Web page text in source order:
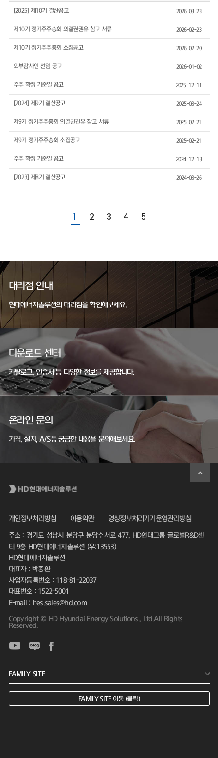
[2025] 제10기 결산공고 2026-03-23
제10기 정기주주총회 의결권권유 참고 서류 2026-02-23
제10기 정기주주총회 소집공고 2026-02-20
외부감사인 선임 공고 2026-01-02
주주 확정 기준일 공고 2025-12-11
[2024] 제9기 결산공고 2025-03-24
제9기 정기주주총회 의결권권유 참고 서류 2025-02-21
제9기 정기주주총회 소집공고 2025-02-21
주주 확정 기준일 공고 2024-12-13
[2023] 제8기 결산공고 2024-03-26
1 2 3 4 5
대리점 안내
현대에너지솔루션의 대리점을 확인해보세요.
다운로드 센터
카탈로그, 인증서 등 다양한 정보를 제공합니다.
온라인 문의
가격, 설치, A/S등 궁금한 내용을 문의해보세요.
개인정보처리방침 이용약관 영상정보처리기기운영관리방침
주소 : 경기도 성남시 분당구 분당수서로 477, HD현대그룹 글로벌R&D센
터 9층 HD현대에너지솔루션 (우:13553)
HD현대에너지솔루션
대표자 : 박종환
사업자등록번호 : 118-81-22037
대표번호 : 1522-5001
E-mail : hes.sales@hd.com
Copyright © HD Hyundai Energy Solutions., Ltd.All Rights
Reserved.
FAMILY SITE 이동 (클릭)